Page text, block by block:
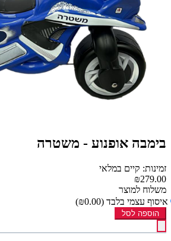
בימבה אופנוע - משטרה
זמינות: קיים במלאי
₪279.00
משלוח למוצר
איסוף עצמי בלבד (₪0.00)
הוספה לסל